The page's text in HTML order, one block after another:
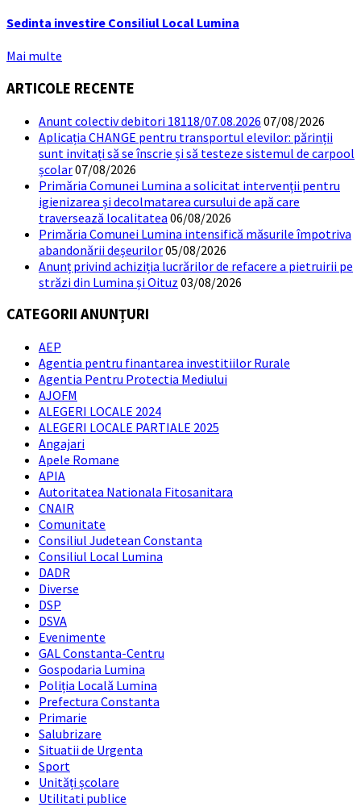
Sedinta investire Consiliul Local Lumina
Mai multe
ARTICOLE RECENTE
Anunt colectiv debitori 18118/07.08.2026 07/08/2026
Aplicația CHANGE pentru transportul elevilor: părinții
sunt invitați să se înscrie și să testeze sistemul de carpool
școlar07/08/2026
Primăria Comunei Lumina a solicitat intervenții pentru
igienizarea și decolmatarea cursului de apă care
traversează localitatea 06/08/2026
Primăria Comunei Lumina intensifică măsurile împotriva
abandonării deșeurilor05/08/2026
Anunț privind achiziția lucrărilor de refacere a pietruirii pe
străzi din Lumina și Oituz 03/08/2026
CATEGORII ANUNȚURI
AEP
Agentia pentru finantarea investitiilor Rurale
Agentia Pentru Protectia Mediului
AJOFM
ALEGERI LOCALE 2024
ALEGERI LOCALE PARTIALE 2025
Angajari
Apele Romane
APIA
Autoritatea Nationala Fitosanitara
CNAIR
Comunitate
Consiliul Judetean Constanta
Consiliul Local Lumina
DADR
Diverse
DSP
DSVA
Evenimente
GAL Constanta-Centru
Gospodaria Lumina
Poliția Locală Lumina
Prefectura Constanta
Primarie
Salubrizare
Situatii de Urgenta
Sport
Unități școlare
Utilitati publice